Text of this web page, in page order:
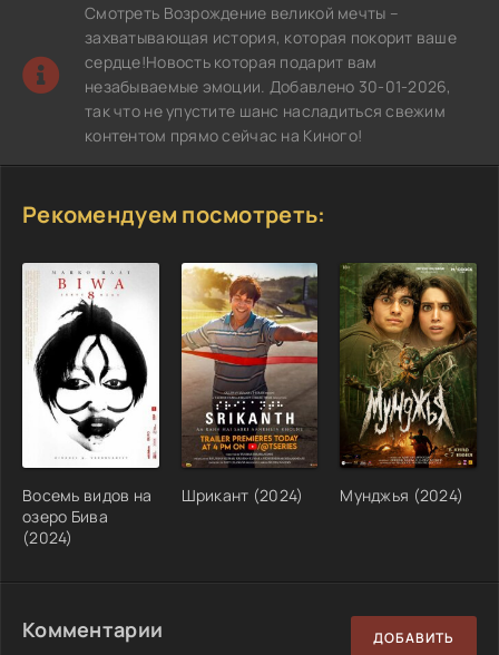
Смотреть Возрождение великой мечты –
захватывающая история, которая покорит ваше
сердце!Новость которая подарит вам
незабываемые эмоции. Добавлено 30-01-2026,
так что не упустите шанс насладиться свежим
контентом прямо сейчас на Киного!
Рекомендуем посмотреть:
Восемь видов на
озеро Бива
(2024)
Шрикант (2024) Мунджья (2024)
Комментарии ДОБАВИТЬ